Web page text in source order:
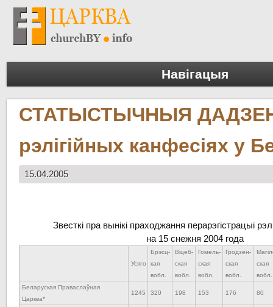
Навігацыя
СТАТЫСТЫЧНЫЯ
рэлігійных канфесіях у
15.04.2005
Звесткі пра вынікі праходжання перарэгістрацыі
на 15 снежня 2004 года
Усяго
Брэсц-
кая
вобл.
Віцеб-
ская
вобл.
Гомель-
ская
вобл.
Гродзен-
ская
вобл.
ская
вобл.
Беларуская Праваслаўная
Царква*
1245 320 198 153 176 80